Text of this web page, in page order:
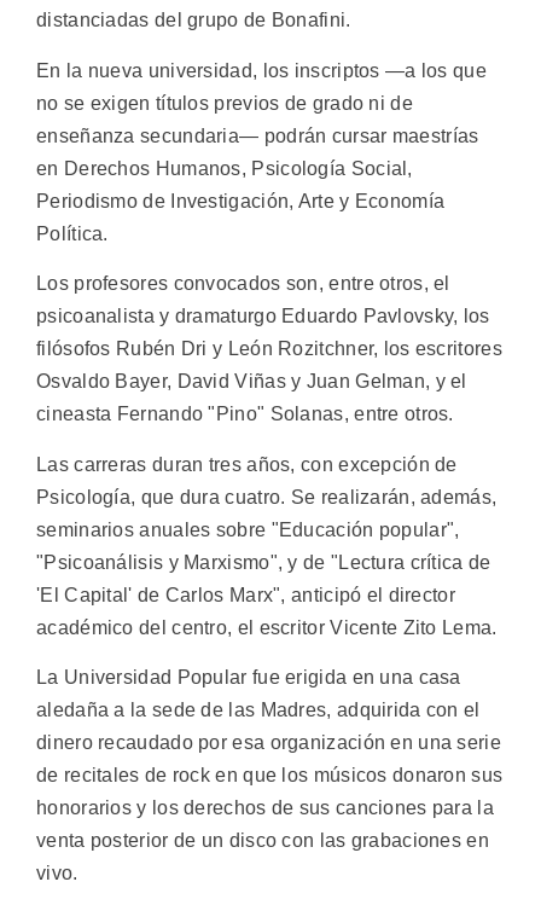
distanciadas del grupo de Bonafini.
En la nueva universidad, los inscriptos —a los que
no se exigen títulos previos de grado ni de
enseñanza secundaria— podrán cursar maestrías
en Derechos Humanos, Psicología Social,
Periodismo de Investigación, Arte y Economía
Política.
Los profesores convocados son, entre otros, el
psicoanalista y dramaturgo Eduardo Pavlovsky, los
filósofos Rubén Dri y León Rozitchner, los escritores
Osvaldo Bayer, David Viñas y Juan Gelman, y el
cineasta Fernando "Pino" Solanas, entre otros.
Las carreras duran tres años, con excepción de
Psicología, que dura cuatro. Se realizarán, además,
seminarios anuales sobre "Educación popular",
"Psicoanálisis y Marxismo", y de "Lectura crítica de
'El Capital' de Carlos Marx", anticipó el director
académico del centro, el escritor Vicente Zito Lema.
La Universidad Popular fue erigida en una casa
aledaña a la sede de las Madres, adquirida con el
dinero recaudado por esa organización en una serie
de recitales de rock en que los músicos donaron sus
honorarios y los derechos de sus canciones para la
venta posterior de un disco con las grabaciones en
vivo.